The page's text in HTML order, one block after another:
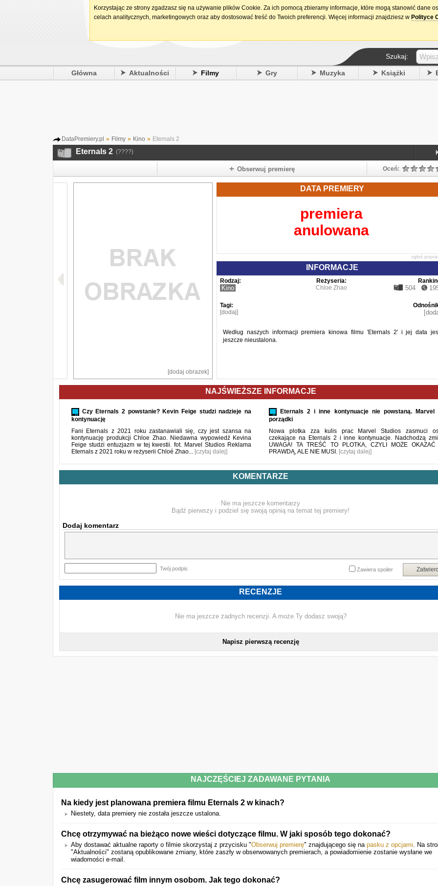
15. urodziny DataPremiery.pl
Szukaj:
Główna Aktualności Filmy Gry Muzyka Książki
DataPremiery.pl » Filmy » Kino » Eternals 2
Eternals 2 (????)
Obserwuj premierę Oceń:
DATA PREMIERY
premiera
anulowana
zgłoś
INFORMACJE
Rodzaj:
Kino
Reżyseria:
Chloe Zhao
504
Tagi:
[dodaj]
Według naszych informacji premiera kinowa filmu 'Eternals 2' i jej data
jeszcze nieustalona.
[dodaj obrazek]
NAJŚWIEŻSZE INFORMACJE
Czy Eternals 2 powstanie? Kevin Feige studzi nadzieje na
kontynuację
Fani Eternals z 2021 roku zastanawiali się, czy jest szansa na
kontynuację produkcji Chloe Zhao. Niedawna wypowiedź Kevina
Feige studzi entuzjazm w tej kwestii. fot. Marvel Studios Reklama
Eternals z 2021 roku w reżyserii Chloé Zhao... [czytaj dalej]
Eternals 2 i inne kontynuacje nie powstaną. Marvel
porządki
Nowa plotka zza kulis prac Marvel Studios zasmuci
czekające na Eternals 2 i inne kontynuacje. Nadchodzą
UWAGA! TA TREŚĆ TO PLOTKA, CZYLI MOŻE OKAZAĆ
PRAWDĄ, ALE NIE MUSI. [czytaj dalej]
KOMENTARZE
Nie ma jeszcze komentarzy
Bądź pierwszy i podziel się swoją opinią na temat tej premiery!
Dodaj komentarz
Twój podpis Zawiera spoiler
RECENZJE
Nie ma jeszcze żadnych recenzji. A może Ty dodasz swoją?
Napisz pierwszą recenzję
NAJCZĘŚCIEJ ZADAWANE PYTANIA
Na kiedy jest planowana premiera filmu Eternals 2 w kinach?
Niestety, data premiery nie została jeszcze ustalona.
Chcę otrzymywać na bieżąco nowe wieści dotyczące filmu. W jaki sposób tego dokonać?
Aby dostawać aktualne raporty o filmie skorzystaj z przycisku "Obserwuj premierę" znajdującego się na pasku z opcjami. Na
"Aktualności" zostaną opublikowane zmiany, które zaszły w obserwowanych premierach, a powiadomienie zostanie wysłane we
wiadomości e-mail.
Chcę zasugerować film innym osobom. Jak tego dokonać?
Korzystając ze strony zgadzasz się na używanie plików Cookie. Za ich pomocą zbieramy informacje, które mogą stanowić dane
celach analitycznych, marketingowych oraz aby dostosować treść do Twoich preferencji. Więcej informacji znajdziesz w Polityce